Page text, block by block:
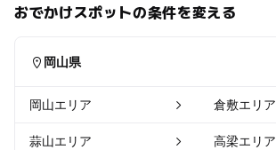
おでかけスポットの条件を変える
岡山県
岡山エリア 倉敷エリア
蒜山エリア 高梁エリア